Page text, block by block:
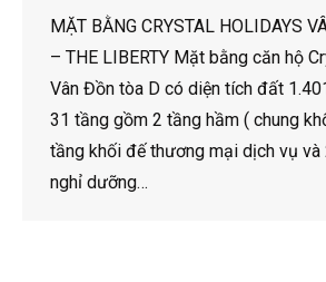
MẶT BẰNG CRYSTAL HOLIDAYS
– THE LIBERTY Mặt bằng căn hộ
Vân Đồn tòa D có diện tích đất
31 tầng gồm 2 tầng hầm ( chung
tầng khối đế thương mại dịch vụ và
nghỉ dưỡng…